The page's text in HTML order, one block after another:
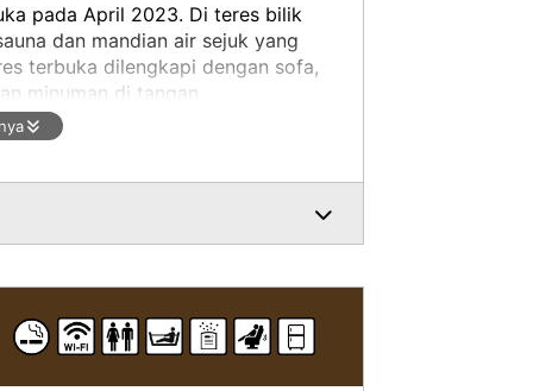
pada April 2023. Di teres bilik
dan mandian air sejuk yang
terbuka dilengkapi dengan sofa,
minuman di tangan. .
yang luas dan boleh
masa yang